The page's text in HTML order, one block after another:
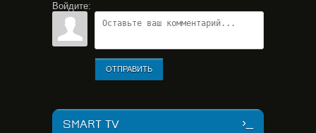
Войдите:
ОТПРАВИТЬ
SMART TV